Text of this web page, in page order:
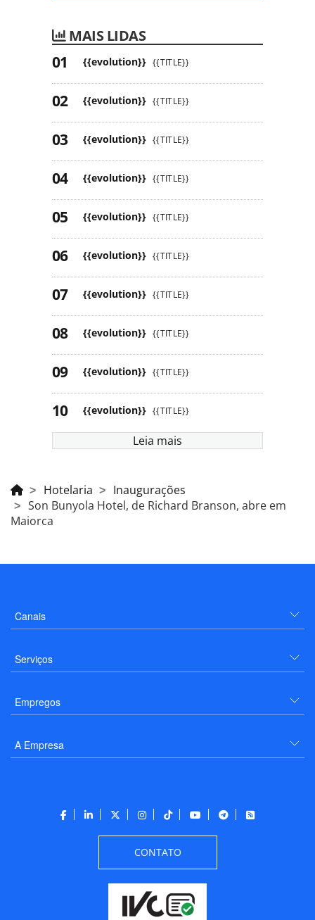
MAIS LIDAS
{{evolution}} {{TITLE}}
{{evolution}} {{TITLE}}
{{evolution}} {{TITLE}}
{{evolution}} {{TITLE}}
{{evolution}} {{TITLE}}
{{evolution}} {{TITLE}}
{{evolution}} {{TITLE}}
{{evolution}} {{TITLE}}
{{evolution}} {{TITLE}}
{{evolution}} {{TITLE}}
Leia mais
Hotelaria
Inaugurações
Son Bunyola Hotel, de Richard Branson, abre em
Maiorca
Canais
Serviços
Empregos
A Empresa
CONTATO